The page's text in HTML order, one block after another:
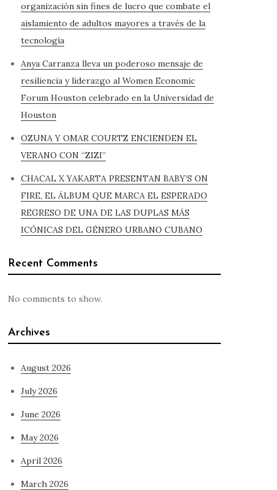
organización sin fines de lucro que combate el
aislamiento de adultos mayores a través de la
tecnología
Anya Carranza lleva un poderoso mensaje de
resiliencia y liderazgo al Women Economic
Forum Houston celebrado en la Universidad de
Houston
OZUNA Y OMAR COURTZ ENCIENDEN EL
VERANO CON “ZIZI”
CHACAL X YAKARTA PRESENTAN BABY’S ON
FIRE, EL ÁLBUM QUE MARCA EL ESPERADO
REGRESO DE UNA DE LAS DUPLAS MÁS
ICÓNICAS DEL GÉNERO URBANO CUBANO
Recent Comments
No comments to show.
Archives
August 2026
July 2026
June 2026
May 2026
April 2026
March 2026